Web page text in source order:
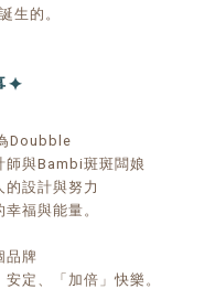
生的。
✦
Doubble
師與Bambi斑斑闆娘
設計與努力
福與能量。
品牌
定、「加倍」快樂。